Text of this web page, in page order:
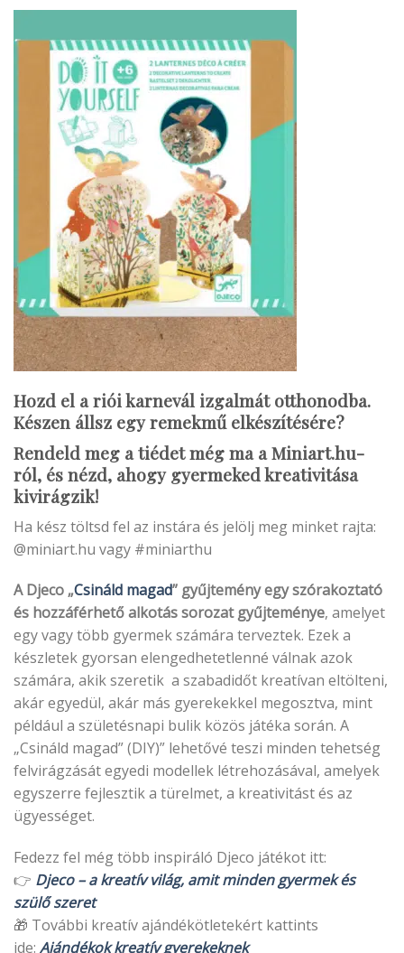
Hozd el a riói karnevál izgalmát otthonodba.
Készen állsz egy remekmű elkészítésére?
Rendeld meg a tiédet még ma a Miniart.hu-
ról, és nézd, ahogy gyermeked kreativitása
kivirágzik!
Ha kész töltsd fel az instára és jelölj meg minket rajta:
@miniart.hu vagy #miniarthu
A Djeco „Csináld magad” gyűjtemény egy szórakoztató
és hozzáférhető alkotás sorozat gyűjteménye, amelyet
egy vagy több gyermek számára terveztek. Ezek a
készletek gyorsan elengedhetetlenné válnak azok
számára, akik szeretik a szabadidőt kreatívan eltölteni,
akár egyedül, akár más gyerekekkel megosztva, mint
például a születésnapi bulik közös játéka során. A
„Csináld magad” (DIY)” lehetővé teszi minden tehetség
felvirágzását egyedi modellek létrehozásával, amelyek
egyszerre fejlesztik a türelmet, a kreativitást és az
ügyességet.
Fedezz fel még több inspiráló Djeco játékot itt:
👉 Djeco – a kreatív világ, amit minden gyermek és
szülő szeret
🎁 További kreatív ajándékötletekért kattints
ide: Ajándékok kreatív gyerekeknek